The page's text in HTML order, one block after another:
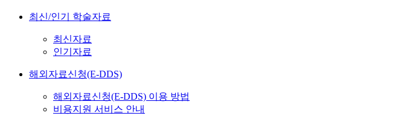
최신/인기 학술자료
최신자료
인기자료
해외자료신청(E-DDS)
해외자료신청(E-DDS) 이용 방법
비용지원 서비스 안내